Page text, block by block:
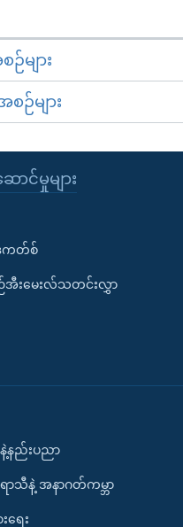
များ
ဉ်များ
ာင်မှုများ
ကတ်စ်
အီးမေးလ်သတင်းလွှာ
နဲ့နည်းပညာ
ာသီနဲ့ အနာဂတ်ကမ္ဘာ
းရေး